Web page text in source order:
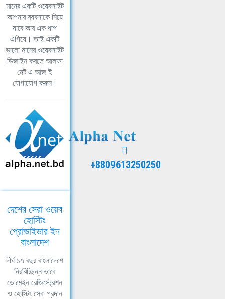
মানের একটি ওয়েবসাইট
আপনার ব্যবসাকে নিয়ে
যাবে আর এক ধাপ
এগিয়ে। তাই একটি
ভালো মানের ওয়েবসাইট
ডিজাইন করতে আলফা
নেট এ আজ ই
যোগাযোগ করুন।
+8809613250250
দেশের সেরা ওয়েব
হোস্টিং
প্রোভাইডার ইন
বাংলাদেশ
দীর্ঘ ১৭ বছর বাংলাদেশে
নিরবিচ্ছিন্ন ভাবে
ডোমেইন রেজিস্ট্রেশন
ও হোস্টিং সেবা প্রদান